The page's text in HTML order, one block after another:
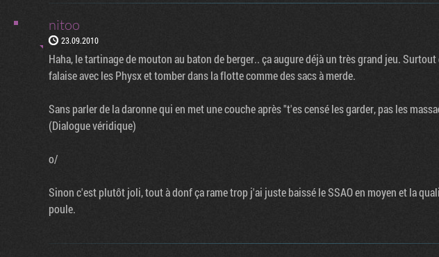
nitoo
23.09.2010
Haha, le tartinage de mouton au baton de berger.. ça augure déjà un très grand jeu.
falaise avec les Physx et tomber dans la flotte comme des sacs à merde.
Sans parler de la daronne qui en met une couche après "t'es censé les garder, pas les
(Dialogue véridique)
o/
Sinon c'est plutôt joli, tout à donf ça rame trop j'ai juste baissé le SSAO en moyen et la
poule.